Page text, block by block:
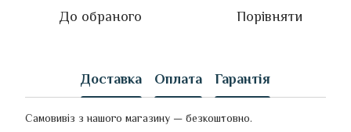
До обраного Порівняти
Доставка Оплата Гарантія
Самовивіз з нашого магазину — безкоштовно.